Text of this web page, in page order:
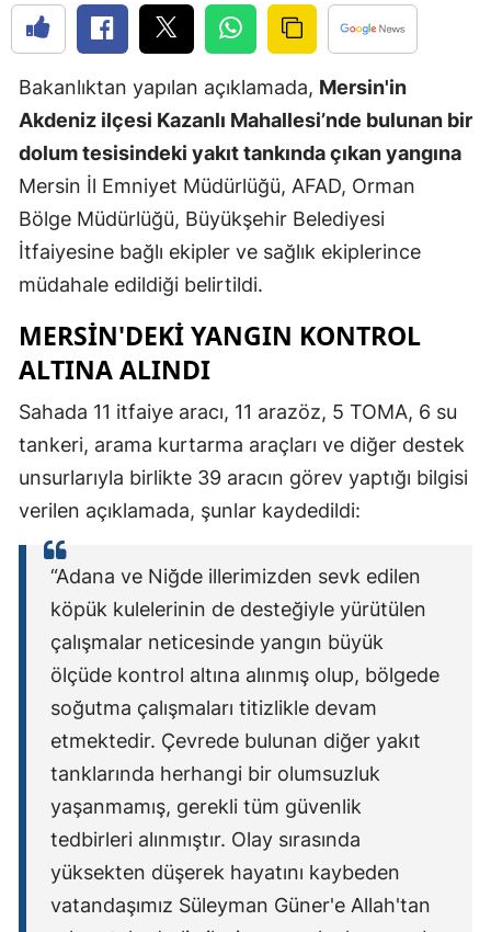
Elazığ
Erzurum
Eskişehir
Giresun
Hakkari
Isparta
Mersin
Kars
Kırklareli
Kütahya
Bakanlıktan yapılan açıklamada, Mersin'in
Akdeniz ilçesi Kazanlı Mahallesi’nde bulunan bir
dolum tesisindeki yakıt tankında çıkan yangına
Mersin İl Emniyet Müdürlüğü, AFAD, Orman
Bölge Müdürlüğü, Büyükşehir Belediyesi
İtfaiyesine bağlı ekipler ve sağlık ekiplerince
müdahale edildiği belirtildi.
MERSİN'DEKİ YANGIN KONTROL
ALTINA ALINDI
Sahada 11 itfaiye aracı, 11 arazöz, 5 TOMA, 6 su
tankeri, arama kurtarma araçları ve diğer destek
unsurlarıyla birlikte 39 aracın görev yaptığı bilgisi
verilen açıklamada, şunlar kaydedildi:
“Adana ve Niğde illerimizden sevk edilen
köpük kulelerinin de desteğiyle yürütülen
çalışmalar neticesinde yangın büyük
ölçüde kontrol altına alınmış olup, bölgede
soğutma çalışmaları titizlikle devam
etmektedir. Çevrede bulunan diğer yakıt
tanklarında herhangi bir olumsuzluk
yaşanmamış, gerekli tüm güvenlik
tedbirleri alınmıştır. Olay sırasında
yüksekten düşerek hayatını kaybeden
vatandaşımız Süleyman Güner'e Allah'tan